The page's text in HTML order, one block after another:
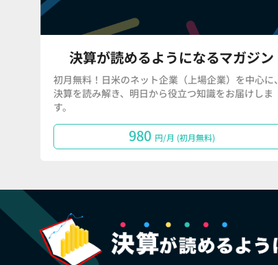
決算が読めるようになるマガジン
初月無料！日米のネット企業（上場企業）を中心に、
決算を読み解き、明日から役立つ知識をお届けしま
す。
980 円/月 (初月無料)